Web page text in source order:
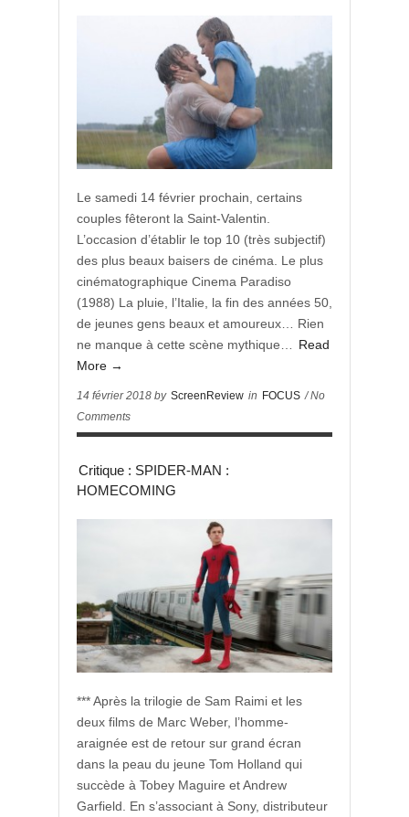
Le samedi 14 février prochain, certains
couples fêteront la Saint-Valentin.
L’occasion d’établir le top 10 (très subjectif)
des plus beaux baisers de cinéma. Le plus
cinématographique Cinema Paradiso
(1988) La pluie, l’Italie, la fin des années 50,
de jeunes gens beaux et amoureux… Rien
ne manque à cette scène mythique…
Read
More →
14 février 2018 by ScreenReview in FOCUS / No
Comments
Critique : SPIDER-MAN :
HOMECOMING
*** Après la trilogie de Sam Raimi et les
deux films de Marc Weber, l’homme-
araignée est de retour sur grand écran
dans la peau du jeune Tom Holland qui
succède à Tobey Maguire et Andrew
Garfield. En s’associant à Sony, distributeur